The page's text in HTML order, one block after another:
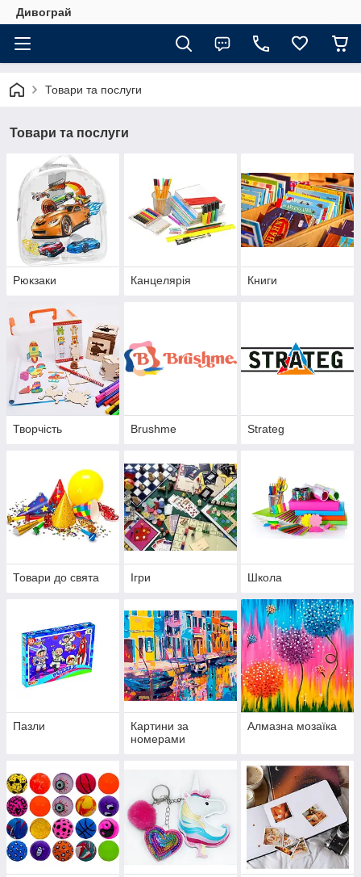
Дивограй
Товари та послуги
Товари та послуги
Рюкзаки Канцелярія Книги
Творчість Brushme Strateg
Товари до свята Ігри Школа
Пазли
Картини за
номерами
Алмазна мозаїка